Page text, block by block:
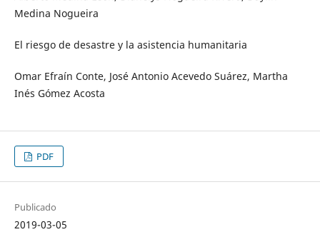
Medina Nogueira
El riesgo de desastre y la asistencia humanitaria
Omar Efraín Conte, José Antonio Acevedo Suárez, Martha
Inés Gómez Acosta
PDF
Publicado
2019-03-05